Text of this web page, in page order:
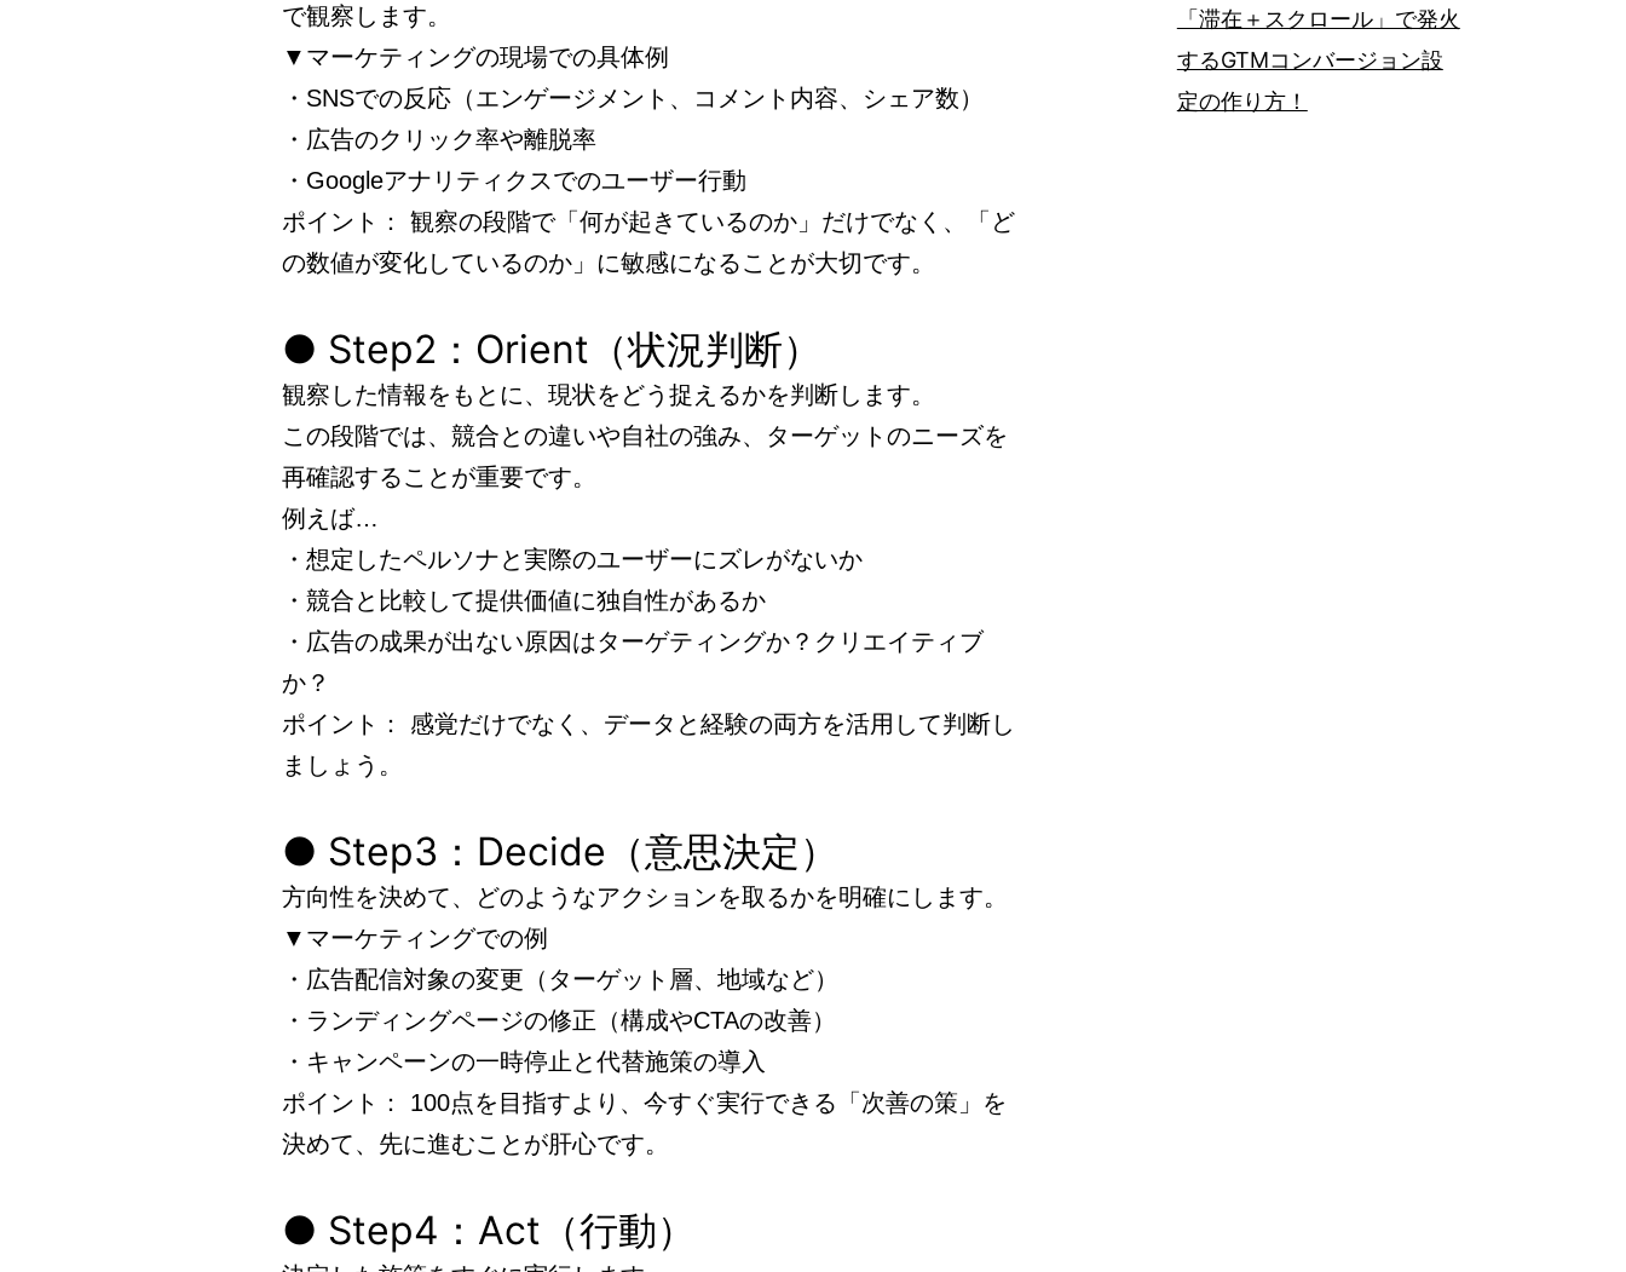
で観察します。
▼マーケティングの現場での具体例
・SNSでの反応（エンゲージメント、コメント内容、シェア数）
・広告のクリック率や離脱率
・Googleアナリティクスでのユーザー行動
ポイント： 観察の段階で「何が起きているのか」だけでなく、「ど
の数値が変化しているのか」に敏感になることが大切です。
● Step2：Orient（状況判断）
観察した情報をもとに、現状をどう捉えるかを判断します。
この段階では、競合との違いや自社の強み、ターゲットのニーズを
再確認することが重要です。
例えば…
・想定したペルソナと実際のユーザーにズレがないか
・競合と比較して提供価値に独自性があるか
・広告の成果が出ない原因はターゲティングか？クリエイティブ
か？
ポイント： 感覚だけでなく、データと経験の両方を活用して判断し
ましょう。
● Step3：Decide（意思決定）
方向性を決めて、どのようなアクションを取るかを明確にします。
▼マーケティングでの例
・広告配信対象の変更（ターゲット層、地域など）
・ランディングページの修正（構成やCTAの改善）
・キャンペーンの一時停止と代替施策の導入
ポイント： 100点を目指すより、今すぐ実行できる「次善の策」を
決めて、先に進むことが肝心です。
● Step4：Act（行動）
「滞在＋スクロール」で発火
するGTMコンバージョン設
定の作り方！